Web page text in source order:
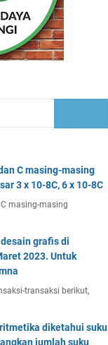
C masing-masing
3 x 10-8C, 6 x 10-8C
masing-masing
grafis di
2023. Untuk
transaksi berikut,
diketahui suku
jumlah suku